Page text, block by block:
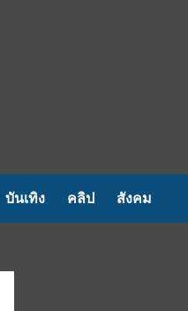
บันเทิง คลิป สังคม